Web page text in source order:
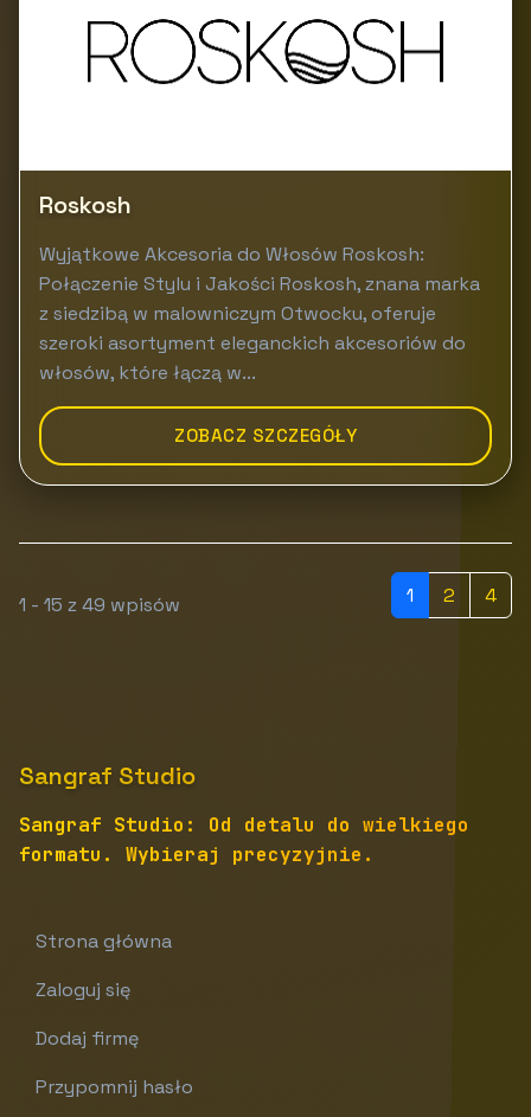
Roskosh
Wyjątkowe Akcesoria do Włosów Roskosh:
Połączenie Stylu i Jakości Roskosh, znana marka
z siedzibą w malowniczym Otwocku, oferuje
szeroki asortyment eleganckich akcesoriów do
włosów, które łączą w...
ZOBACZ SZCZEGÓŁY
1 - 15 z 49 wpisów 1 2 4
Sangraf Studio
Sangraf Studio: Od detalu do wielkiego
formatu. Wybieraj precyzyjnie.
Strona główna
Zaloguj się
Dodaj firmę
Przypomnij hasło